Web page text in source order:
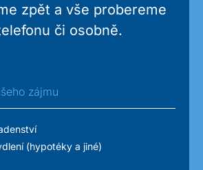
zpět a vše probereme
či osobně.
zájmu
(hypotéky a jiné)